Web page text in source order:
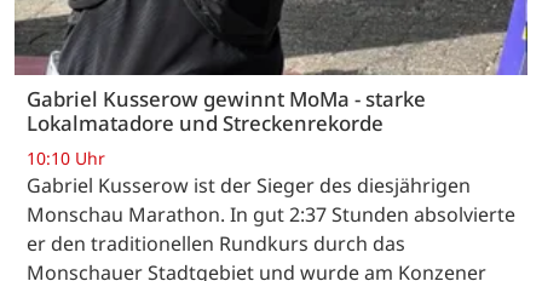
Gabriel Kusserow gewinnt MoMa - starke
Lokalmatadore und Streckenrekorde
10:10 Uhr
Gabriel Kusserow ist der Sieger des diesjährigen
Monschau Marathon. In gut 2:37 Stunden absolvierte
er den traditionellen Rundkurs durch das
Monschauer Stadtgebiet und wurde am Konzener